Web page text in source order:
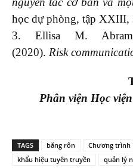
học dự phòng, tập XXIII,
3. Ellisa M.
(2020). Risk
Phân viện Học
TAGS băng rôn Chương trình
khẩu hiệu tuyên truyền
quản lý